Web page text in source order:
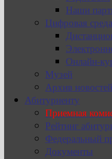
Наши
Цифровая среда
Онлайн-
Музей
Архив новостей
Абитуриенту
Приемная
Рейтинг
Федеральный
Документы